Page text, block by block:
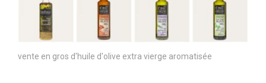
vente en gros d'huile d'olive extra vierge aromatisée